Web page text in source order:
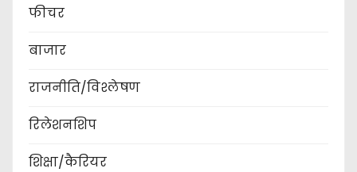
फीचर
बाजार
राजनीति/विश्लेषण
रिलेशनशिप
शिक्षा/कैरियर